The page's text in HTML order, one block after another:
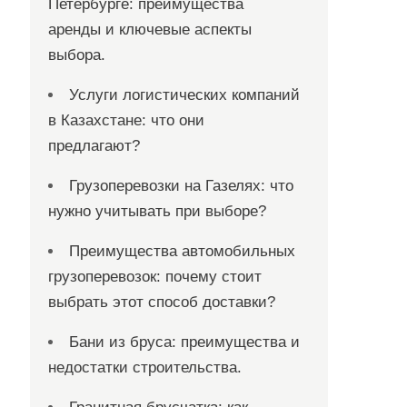
Петербурге: преимущества
аренды и ключевые аспекты
выбора.
Услуги логистических компаний
в Казахстане: что они
предлагают?
Грузоперевозки на Газелях: что
нужно учитывать при выборе?
Преимущества автомобильных
грузоперевозок: почему стоит
выбрать этот способ доставки?
Бани из бруса: преимущества и
недостатки строительства.